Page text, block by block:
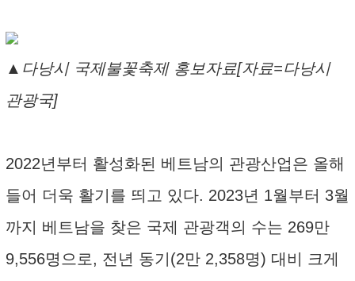
▲다낭시 국제불꽃축제 홍보자료[자료=다낭시
관광국]
2022년부터 활성화된 베트남의 관광산업은 올해
들어 더욱 활기를 띄고 있다. 2023년 1월부터 3월
까지 베트남을 찾은 국제 관광객의 수는 269만
9,556명으로, 전년 동기(2만 2,358명) 대비 크게